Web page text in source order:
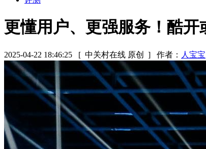
更懂用户、更强服务！酷
2025-04-22 18:46:25 [ 中关村在线 原创 ] 作者： 人宝宝